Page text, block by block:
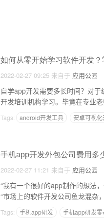
如何从零开始学习软件开发
2022-02-27 09:25 来自于 应用公园
自学app开发需要多长时间？对
开发培训机构学习。毕竟在专业
Tags: android开发工具 安卓可视
手机app开发外包公司费用多
2022-02-27 11:21 来自于 应用公园
“我有一个很好的app制作的想法
“市场上的软件开发公司鱼龙混杂
Tags: 手机app研发 手机app研发零